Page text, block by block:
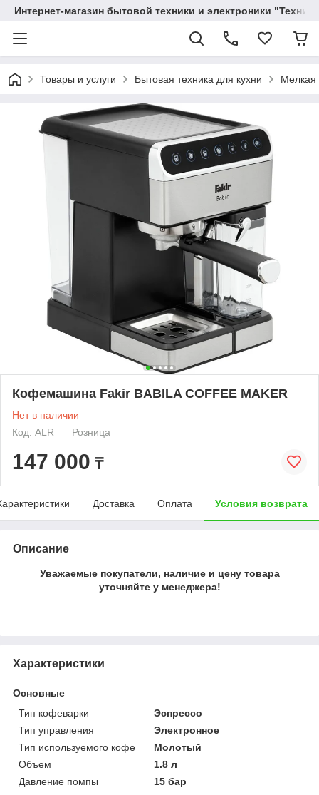
Интернет-магазин бытовой техники и электроники
Товары и услуги Бытовая техника для кухни Мелкая
Кофемашина Fakir BABILA COFFEE MAKER
Нет в наличии
Код: ALR
Розница
147 000 ₸
Доставка Оплата Условия возврата
Описание
Уважаемые покупатели, наличие и цену товара
уточняйте у менеджера!
Характеристики
Основные
Тип кофеварки
Эспрессо
Тип управления
Электронное
Тип используемого кофе
Молотый
Объем
1.8 л
Давление помпы
15 бар